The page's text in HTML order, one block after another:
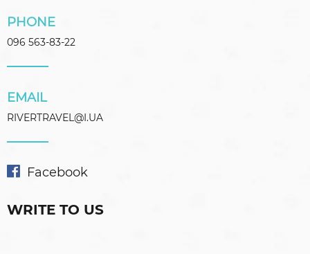
PHONE
096 563-83-22
EMAIL
RIVERTRAVEL@I.UA
Facebook
WRITE TO US